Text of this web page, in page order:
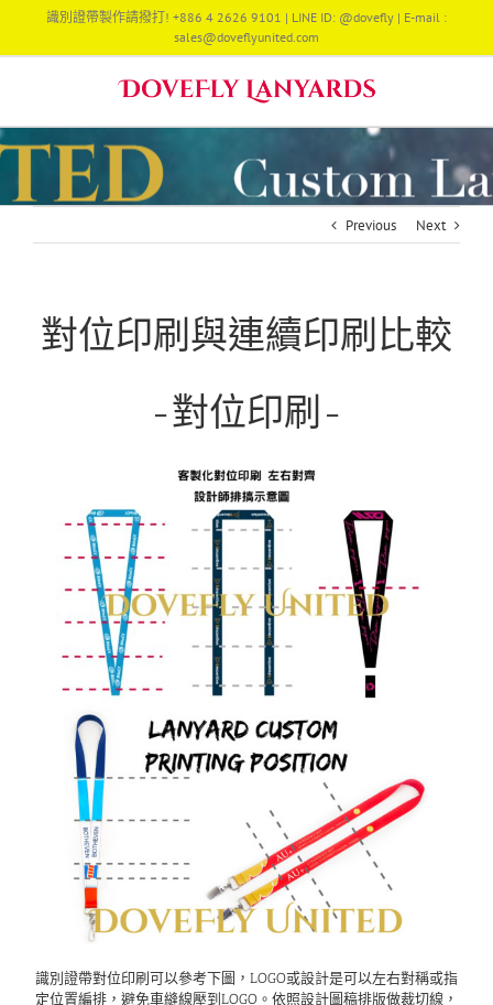
content
識別證帶製作請撥打! +886 4 2626 9101 | LINE ID: @dovefly | E-mail :
sales@doveflyunited.com
Previous Next
對位印刷與連續印刷比較
-對位印刷-
識別證帶對位印刷可以參考下圖，LOGO或設計是可以左右對稱或指
定位置編排，避免車縫線壓到LOGO。依照設計圖稿排版做裁切線，